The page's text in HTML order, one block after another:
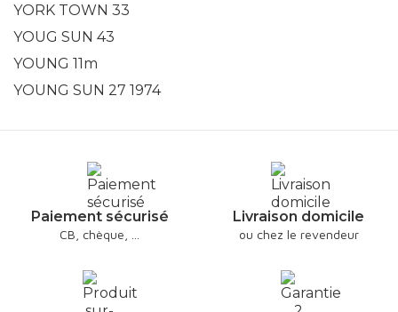
YORK TOWN 33
YOUG SUN 43
YOUNG 11m
YOUNG SUN 27 1974
Paiement sécurisé
CB, chèque, ...
Livraison domicile
ou chez le revendeur